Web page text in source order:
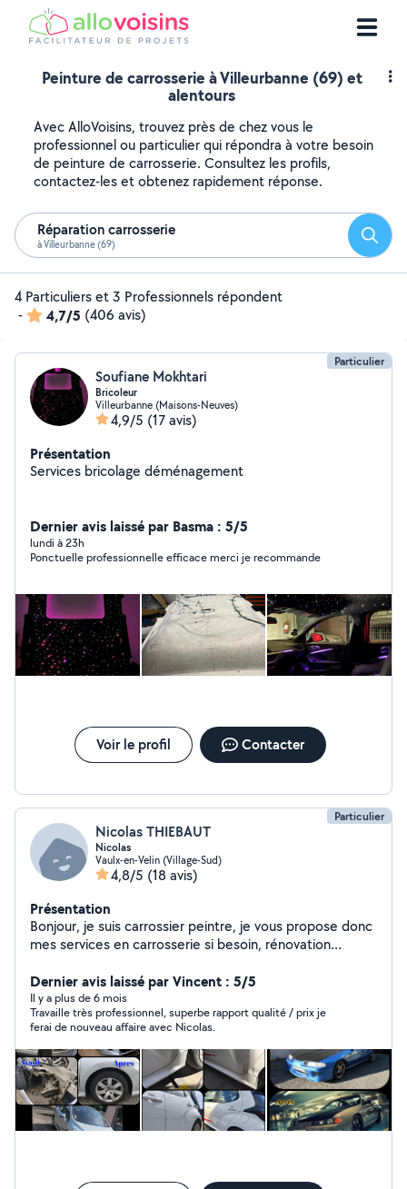
Peinture de carrosserie à Villeurbanne (69) et
alentours
Avec AlloVoisins, trouvez près de chez vous le
professionnel ou particulier qui répondra à votre besoin
de peinture de carrosserie. Consultez les profils,
contactez-les et obtenez rapidement réponse.
Réparation carrosserie
à Villeurbanne (69)
4 Particuliers et 3 Professionnels répondent
-
4,7/5 (406 avis)
Particulier
Soufiane Mokhtari
Bricoleur
Villeurbanne (Maisons-Neuves)
4,9/5 (17 avis)
Présentation
Services bricolage déménagement
Dernier avis laissé par Basma : 5/5
lundi à 23h
Ponctuelle professionnelle efficace merci je recommande
Voir le profil Contacter
Particulier
Nicolas THIEBAUT
Nicolas
Vaulx-en-Velin (Village-Sud)
4,8/5 (18 avis)
Présentation
Bonjour, je suis carrossier peintre, je vous propose donc
mes services en carrosserie si besoin, rénovation
(disques plaquettes, révision, rotules, biellettes,
triangle...) n'hésitez pas à me contacter
Dernier avis laissé par Vincent : 5/5
Il y a plus de 6 mois
Travaille très professionnel, superbe rapport qualité / prix je
ferai de nouveau affaire avec Nicolas.